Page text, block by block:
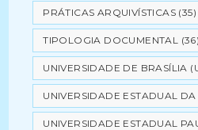
PRÁTICAS ARQUIVÍSTICAS (35)
TIPOLOGIA DOCUMENTAL (36)
UNIVERSIDADE DE BRASÍLIA
UNIVERSIDADE ESTADUAL
UNIVERSIDADE ESTADUAL